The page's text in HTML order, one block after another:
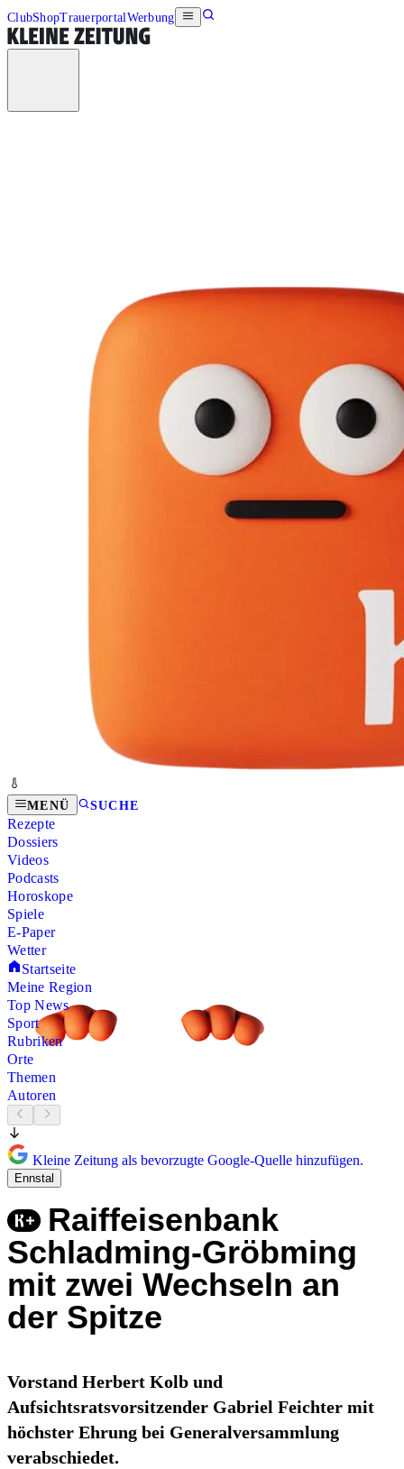
ClubShopTrauerportalWerbung
MENÜ SUCHE
Rezepte
Dossiers
Videos
Podcasts
Horoskope
Spiele
E-Paper
Wetter
Startseite
Meine Region
Top News
Sport
Rubriken
Orte
Themen
Autoren
Kleine Zeitung als bevorzugte Google-Quelle hinzufügen.
Ennstal
Raiffeisenbank
Schladming-Gröbming
mit zwei Wechseln an
der Spitze
Vorstand Herbert Kolb und
Aufsichtsratsvorsitzender Gabriel Feichter mit
höchster Ehrung bei Generalversammlung
verabschiedet.